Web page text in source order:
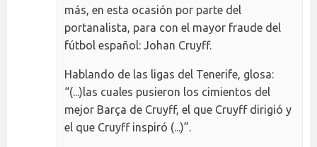
más, en esta ocasión por parte del
portanalista, para con el mayor fraude del
fútbol español: Johan Cruyff.
Hablando de las ligas del Tenerife, glosa:
“(...)las cuales pusieron los cimientos del
mejor Barça de Cruyff, el que Cruyff dirigió y
el que Cruyff inspiró (...)”.